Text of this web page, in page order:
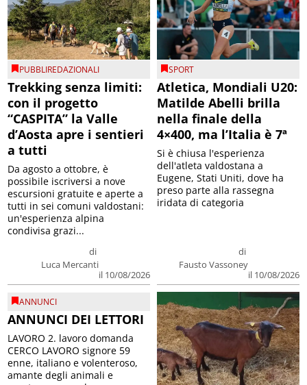
PUBBLIREDAZIONALI
Trekking senza limiti:
con il progetto
“CASPITA” la Valle
d’Aosta apre i sentieri
a tutti
di
Luca Mercanti
il 10/08/2026
Da agosto a ottobre, è
possibile iscriversi a nove
escursioni gratuite e aperte a
tutti in sei comuni valdostani:
un'esperienza alpina
condivisa grazi...
SPORT
Atletica, Mondiali U20:
Matilde Abelli brilla
nella finale della
4×400, ma l’Italia è 7ª
di
Fausto Vassoney
il 10/08/2026
Si è chiusa l'esperienza
dell'atleta valdostana a
Eugene, Stati Uniti, dove ha
preso parte alla rassegna
iridata di categoria
ANNUNCI
ANNUNCI DEI LETTORI
LAVORO 2. lavoro domanda
CERCO LAVORO signore 59
enne, italiano e volenteroso,
amante degli animali e